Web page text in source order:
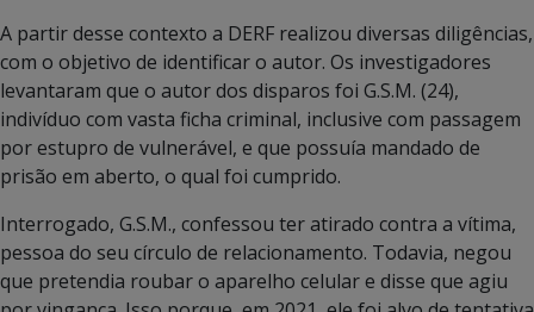
A partir desse contexto a DERF realizou diversas diligências,
com o objetivo de identificar o autor. Os investigadores
levantaram que o autor dos disparos foi G.S.M. (24),
indivíduo com vasta ficha criminal, inclusive com passagem
por estupro de vulnerável, e que possuía mandado de
prisão em aberto, o qual foi cumprido.
Interrogado, G.S.M., confessou ter atirado contra a vítima,
pessoa do seu círculo de relacionamento. Todavia, negou
que pretendia roubar o aparelho celular e disse que agiu